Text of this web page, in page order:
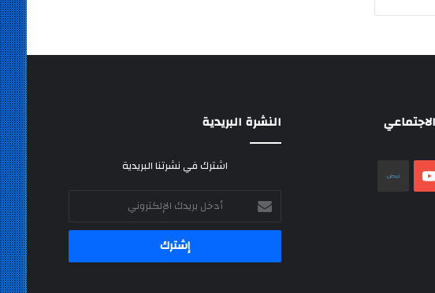
‫YouTube
النشرة البريدية
اشترك في نشرتنا البريدية
أدخل
بريدك
الإلكتروني